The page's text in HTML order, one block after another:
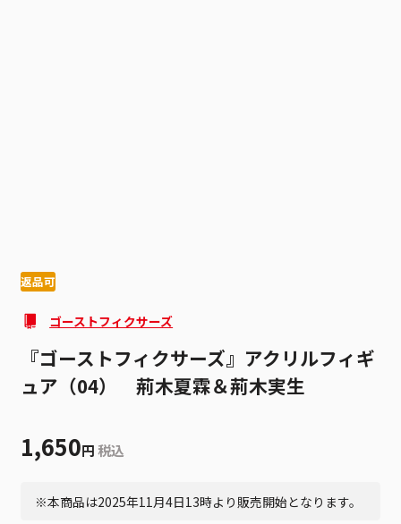
返品可
ゴーストフィクサーズ
『ゴーストフィクサーズ』アクリルフィギ
ュア（04） 荊木夏霖＆荊木実生
1,650円 税込
※本商品は2025年11月4日13時より販売開始となります。